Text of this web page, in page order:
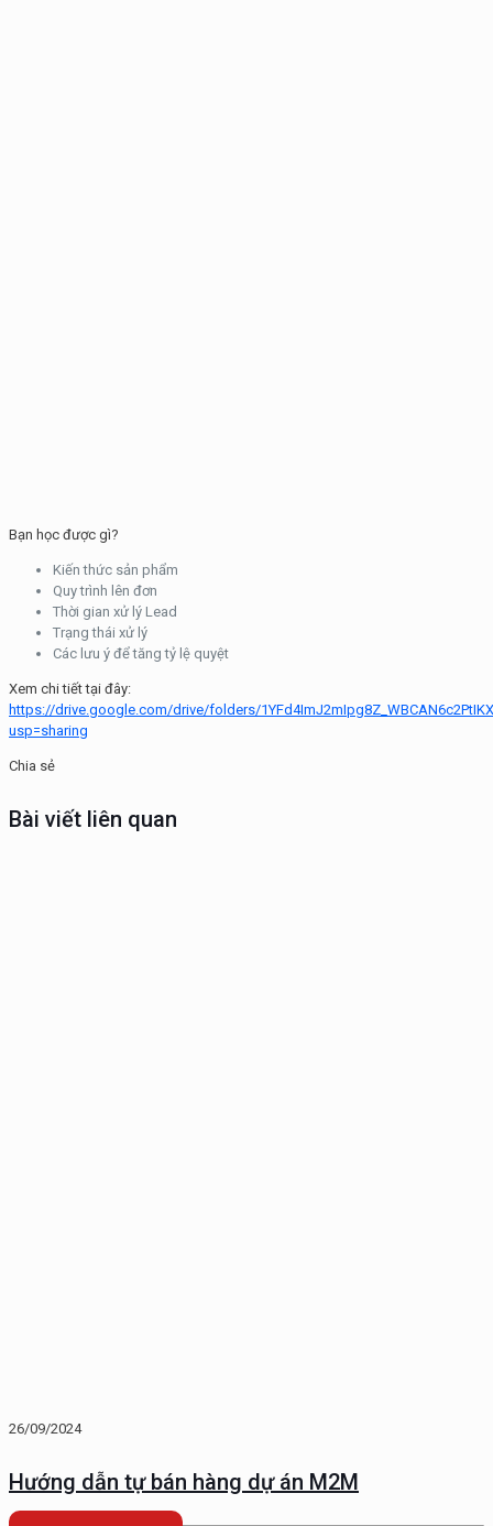
Bạn học được gì?
Kiến thức sản phẩm
Quy trình lên đơn
Thời gian xử lý Lead
Trạng thái xử lý
Các lưu ý để tăng tỷ lệ quyệt
Xem chi tiết tại đây:
https://drive.google.com/drive/folders/
usp=sharing
Chia sẻ
Bài viết liên quan
26/09/2024
Hướng dẫn tự bán hàng dự án M2M